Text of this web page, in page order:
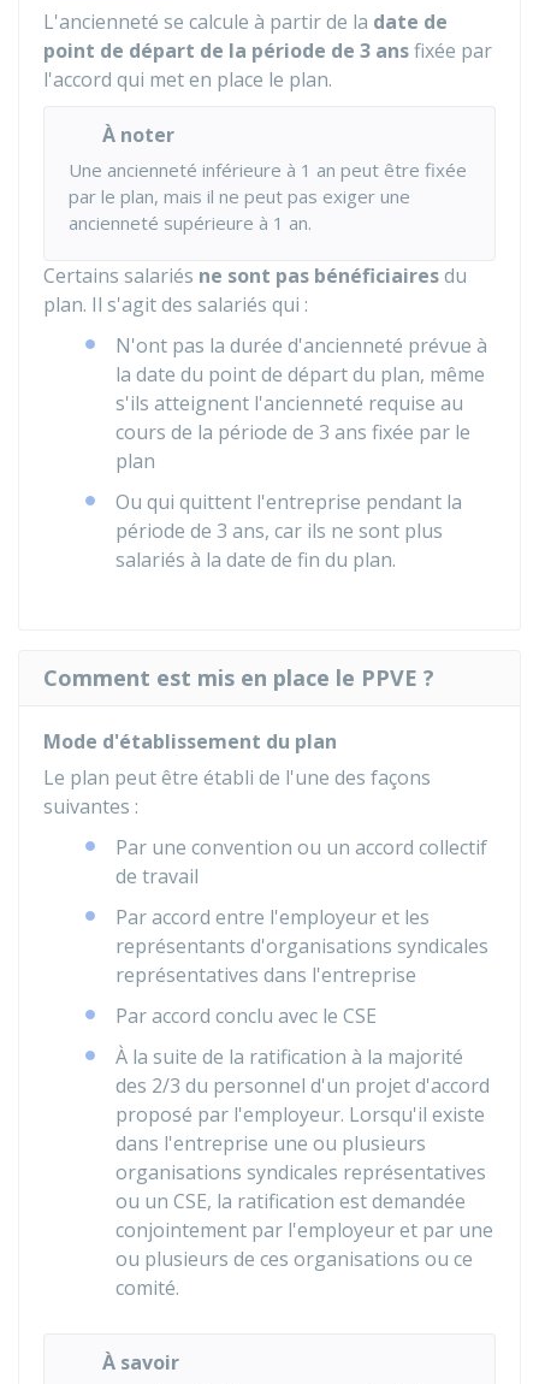
L'ancienneté se calcule à partir de la date de
point de départ de la période de 3 ansfixée par
l'accord qui met en place le plan.
À noter
Une ancienneté inférieure à 1 an peut être fixée
par le plan, mais il ne peut pas exiger une
ancienneté supérieure à 1 an.
Certains salariés ne sont pas bénéficiairesdu
plan. Il s'agit des salariés qui :
N'ont pas la durée d'ancienneté prévue à
la date du point de départ du plan, même
s'ils atteignent l'ancienneté requise au
cours de la période de 3 ans fixée par le
plan
Ou qui quittent l'entreprise pendant la
période de 3 ans, car ils ne sont plus
salariés à la date de fin du plan.
Comment est mis en place le PPVE ?
Mode d'établissement du plan
Le plan peut être établi de l'une des façons
suivantes :
Par une convention ou un accord collectif
de travail
Par accord entre l'employeur et les
représentants d'organisations syndicales
représentatives dans l'entreprise
Par accord conclu avec le CSE
À la suite de la ratification à la majorité
des 2/3 du personnel d'un projet d'accord
proposé par l'employeur. Lorsqu'il existe
dans l'entreprise une ou plusieurs
organisations syndicales représentatives
ou un CSE, la ratification est demandée
conjointement par l'employeur et par une
ou plusieurs de ces organisations ou ce
comité.
À savoir